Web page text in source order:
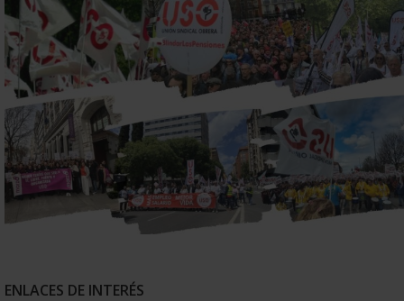
ENLACES DE INTERÉS